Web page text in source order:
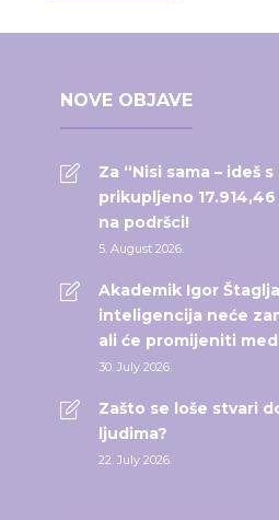
NOVE OBJAVE
Za “Nisi sama – ideš s
prikupljeno 17.914,46
na podršci!
5. August 2026.
Akademik Igor
inteligencija neće
ali će promijeniti
30. July 2026.
Zašto se loše stvari
ljudima?
22. July 2026.